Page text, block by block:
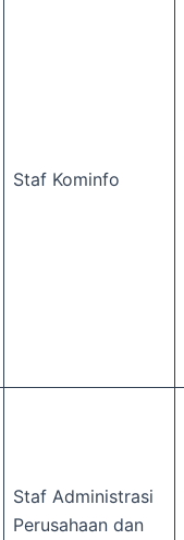
Staf Kominfo
Staf Administrasi
Perusahaan dan